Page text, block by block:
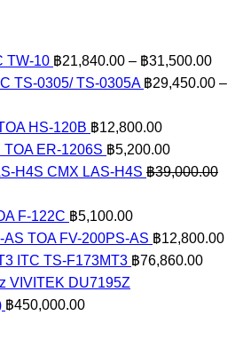
TW-10 ฿21,840.00 – ฿31,500.00
฿
TS-0305/ TS-0305A ฿29,450.00 –
HS-120B ฿12,800.00
TOA ER-1206S ฿5,200.00
CMX LAS-H4S ฿39,000.00
F-122C ฿5,100.00
TOA FV-200PS-AS ฿12,800.00
ITC TS-F173MT3 ฿76,860.00
VIVITEK DU7195Z
฿450,000.00